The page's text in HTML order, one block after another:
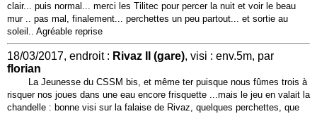
clair... puis normal... merci les Tilitec pour percer la nuit et voir le beau
mur .. pas mal, finalement... perchettes un peu partout... et sortie au
soleil.. Agréable reprise
18/03/2017, endroit : Rivaz II (gare), visi : env.5m, par
florian
La Jeunesse du CSSM bis, et même ter puisque nous fûmes trois à
risquer nos joues dans une eau encore frisquette ...mais le jeu en valait la
chandelle : bonne visi sur la falaise de Rivaz, quelques perchettes, que